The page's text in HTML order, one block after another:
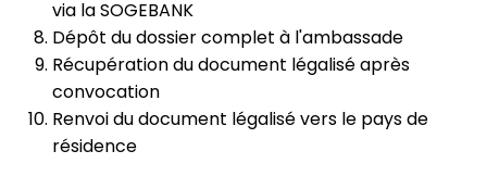
via la SOGEBANK
Dépôt du dossier complet à l'ambassade
Récupération du document légalisé après
convocation
Renvoi du document légalisé vers le pays de
résidence